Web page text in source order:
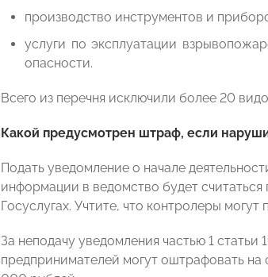
производство инструментов и
услуги по эксплуатации
опасности.
Всего из перечня исключили более 20
Какой предусмотрен штраф, если
Подать уведомление о начале
информации в ведомство будет
Госуслугах. Учтите, что контролеры
За неподачу уведомления частью 1
предпринимателей могут оштрафовать